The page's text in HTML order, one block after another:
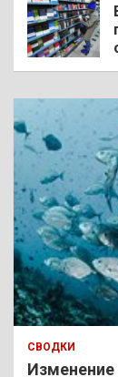
СВОДКИ
Изменение